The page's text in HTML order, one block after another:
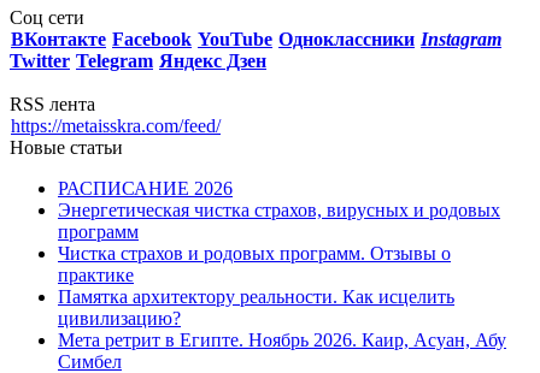
Соц сети
ВКонтакте Facebook YouTube Одноклассники Instagram
Twitter Telegram Яндекс Дзен
RSS лента
https://metaisskra.com/feed/
Новые статьи
РАСПИСАНИЕ 2026
Энергетическая чистка страхов, вирусных и родовых
программ
Чистка страхов и родовых программ. Отзывы о
практике
Памятка архитектору реальности. Как исцелить
цивилизацию?
Мета ретрит в Египте. Ноябрь 2026. Каир, Асуан, Абу
Симбел